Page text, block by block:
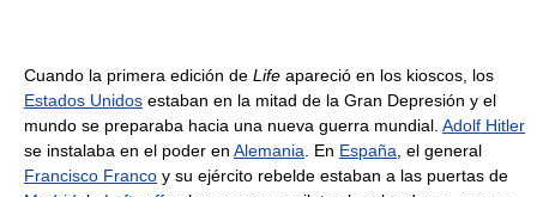
Cuando la primera edición de Life apareció en los kioscos, los
Estados Unidos estaban en la mitad de la Gran Depresión y el
mundo se preparaba hacia una nueva guerra mundial. Adolf Hitler
se instalaba en el poder en Alemania . En España , el general
Francisco Franco y su ejército rebelde estaban a las puertas de